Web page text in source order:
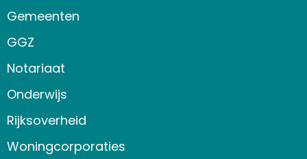
Gemeenten
GGZ
Notariaat
Onderwijs
Rijksoverheid
Woningcorporaties